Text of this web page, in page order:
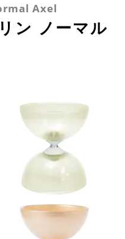
Axel
ン ノーマル